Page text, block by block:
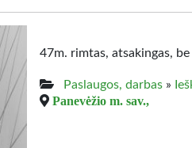
47m. rimtas, atsakingas,
Paslaugos, darbas »
Panevėžio m. sav.,